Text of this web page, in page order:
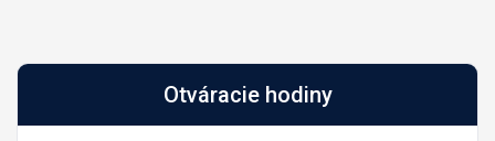
Otváracie hodiny